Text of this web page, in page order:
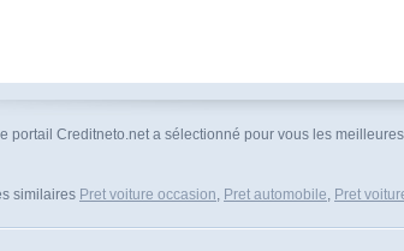
portail Creditneto.net a sélectionné pour vous les
similaires Pret voiture occasion, Pret automobile, Pret